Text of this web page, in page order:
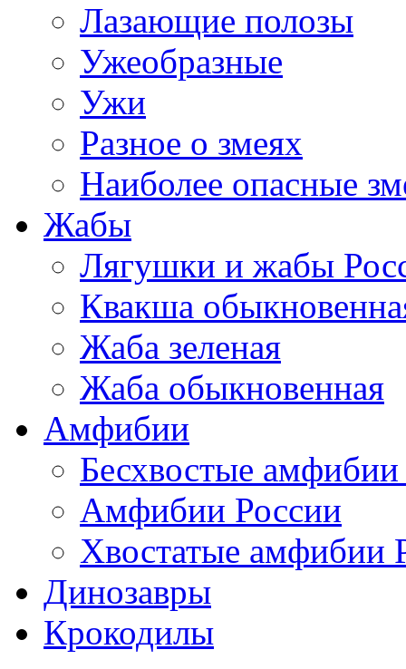
Лазающие полозы
Ужеобразные
Ужи
Разное о змеях
Наиболее опасные
Жабы
Лягушки и жабы
Квакша
Жаба зеленая
Жаба обыкновенная
Амфибии
Бесхвостые
Амфибии России
Хвостатые амфибии
Динозавры
Крокодилы